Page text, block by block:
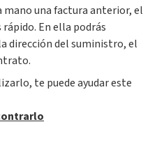
mano una factura anterior, el
En ella podrás
dirección del suministro, el
te puede ayudar este